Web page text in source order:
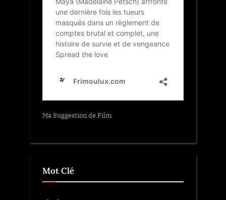
Ma Suggestion de Film
Mot Clé